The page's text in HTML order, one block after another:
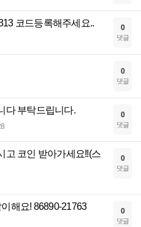
코드등록해주세요.. 0
댓글
0
댓글
다 부탁드립니다. 0
댓글
고 코인 받아가세요!!(스
0
댓글
해요! 86890-21763 0
댓글